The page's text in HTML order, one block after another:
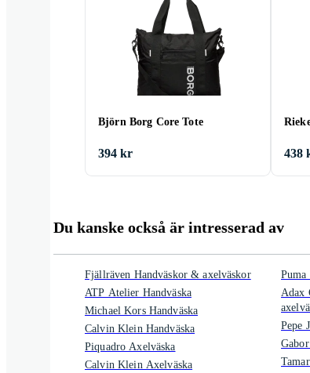
Björn Borg Core Tote
394 kr 438
Du kanske också är intresserad av
Fjällräven Handväskor & axelväskor
ATP Atelier Handväska
Michael Kors Handväska
Calvin Klein Handväska
Piquadro Axelväska
Calvin Klein Axelväska
Puma
Adax
Pepe